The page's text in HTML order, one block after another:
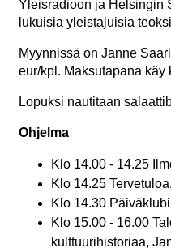
Yleisradioon ja Helsingin
lukuisia yleistajuisia
Myynnissä on Janne
eur/kpl. Maksutapana käy
Lopuksi nautitaan
Ohjelma
Klo 14.00 - 14.25
Klo 14.25 Tervetuloa,
Klo 14.30
Klo 15.00 - 16.00
kulttuurihistoriaa,